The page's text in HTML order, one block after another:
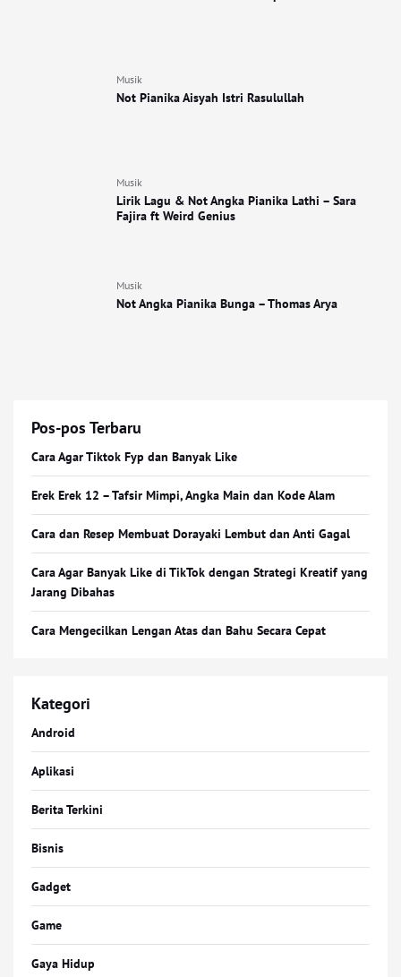
Musik
Not Pianika Aisyah Istri Rasulullah
Musik
Lirik Lagu & Not Angka Pianika Lathi – Sara
Fajira ft Weird Genius
Musik
Not Angka Pianika Bunga – Thomas Arya
Pos-pos Terbaru
Cara Agar Tiktok Fyp dan Banyak Like
Erek Erek 12 – Tafsir Mimpi, Angka Main dan Kode Alam
Cara dan Resep Membuat Dorayaki Lembut dan Anti Gagal
Cara Agar Banyak Like di TikTok dengan Strategi Kreatif yang
Jarang Dibahas
Cara Mengecilkan Lengan Atas dan Bahu Secara Cepat
Kategori
Android
Aplikasi
Berita Terkini
Bisnis
Gadget
Game
Gaya Hidup